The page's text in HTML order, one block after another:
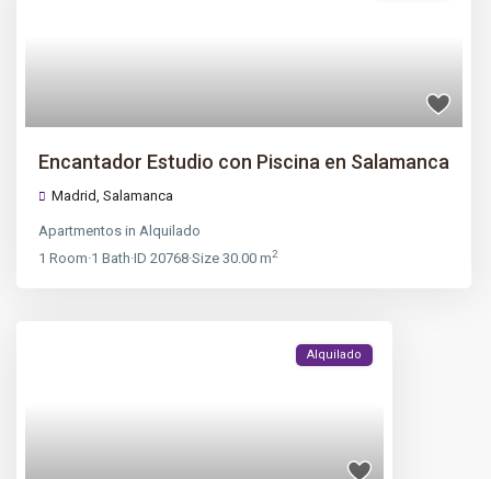
Encantador Estudio con Piscina en Salamanca
Madrid,Salamanca
Apartmentos inAlquilado
1 Room·1 Bath·ID20768·Size30.00 m2
Alquilado